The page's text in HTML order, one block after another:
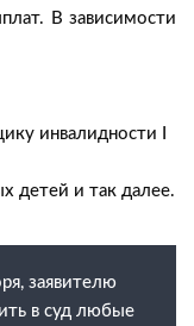
В зависимости
инвалидности I
детей и так далее.
заявителю
в суд любые